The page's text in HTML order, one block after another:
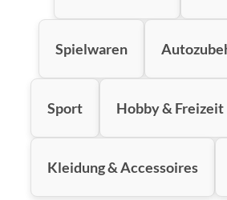
Spielwaren
Sport Hobby & Freizeit
Kleidung & Accessoires